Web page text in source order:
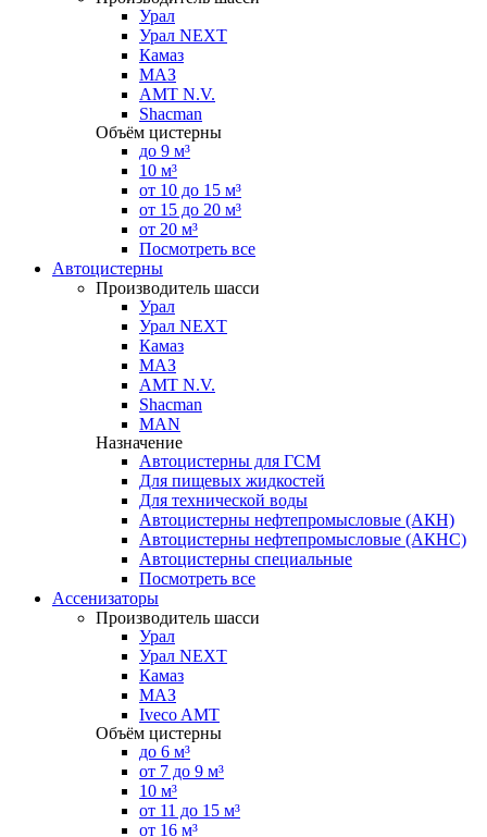
Урал
Урал NEXT
Камаз
МАЗ
AMT N.V.
Shacman
Объём цистерны
до 9 м³
10 м³
от 10 до 15 м³
от 15 до 20 м³
от 20 м³
Посмотреть все
Автоцистерны
Производитель шасси
Урал
Урал NEXT
Камаз
МАЗ
AMT N.V.
Shacman
MAN
Назначение
Автоцистерны для ГСМ
Для пищевых жидкостей
Для технической воды
Автоцистерны нефтепромысловые (АКН)
Автоцистерны нефтепромысловые (АКНС)
Автоцистерны специальные
Посмотреть все
Ассенизаторы
Производитель шасси
Урал
Урал NEXT
Камаз
МАЗ
Iveco AMT
Объём цистерны
до 6 м³
от 7 до 9 м³
10 м³
от 11 до 15 м³
от 16 м³